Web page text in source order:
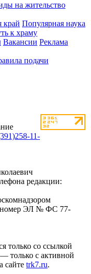
на жительство
край Популярная наука
к храму
Вакансии Реклама
подачи
11-
редакции:
номер ЭЛ № ФС 77-
только со ссылкой
только с активной
сайте trk7.ru.